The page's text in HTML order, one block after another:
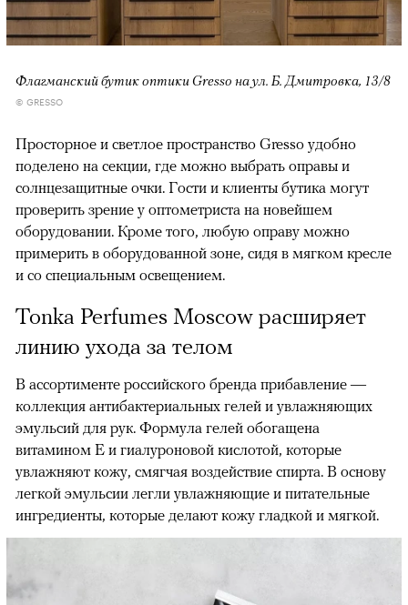
Флагманский бутик оптики Gresso на ул. Б. Дмитровка, 13/8
© GRESSO
Просторное и светлое пространство Gresso удобно
поделено на секции, где можно выбрать оправы и
солнцезащитные очки. Гости и клиенты бутика могут
проверить зрение у оптометриста на новейшем
оборудовании. Кроме того, любую оправу можно
примерить в оборудованной зоне, сидя в мягком кресле
и со специальным освещением.
Tonka Perfumes Moscow расширяет
линию ухода за телом
В ассортименте российского бренда прибавление —
коллекция антибактериальных гелей и увлажняющих
эмульсий для рук. Формула гелей обогащена
витамином Е и гиалуроновой кислотой, которые
увлажняют кожу, смягчая воздействие спирта. В основу
легкой эмульсии легли увлажняющие и питательные
ингредиенты, которые делают кожу гладкой и мягкой.